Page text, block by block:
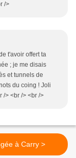
/>
t'avoir offert ta
; je me disais
et tunnels de
du coing ! Joli
/> <br /> <br />
plongée à Carry >